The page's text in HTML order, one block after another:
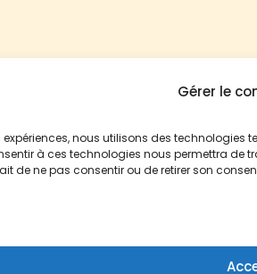
Gérer le
expériences, nous utilisons des
à ces technologies nous permettra de
de ne pas consentir ou de retirer son